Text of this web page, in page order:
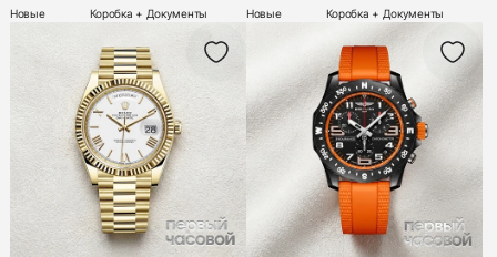
Новые Коробка + Документы Новые Коробка + Документы